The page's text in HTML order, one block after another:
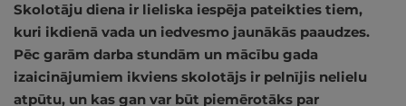
Skolotāju diena ir lieliska iespēja pateikties tiem,
kuri ikdienā vada un iedvesmo jaunākās paaudzes.
Pēc garām darba stundām un mācību gada
izaicinājumiem ikviens skolotājs ir pelnījis nelielu
atpūtu, un kas gan var būt piemērotāks par